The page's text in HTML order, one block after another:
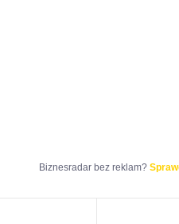
Biznesradar bez reklam?